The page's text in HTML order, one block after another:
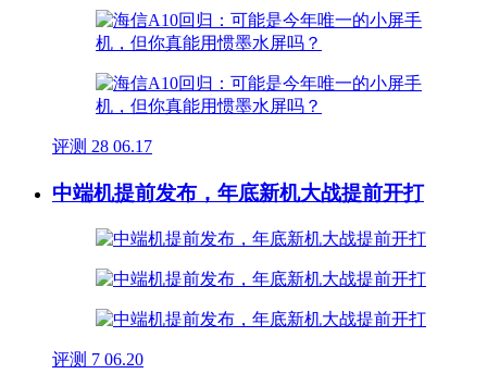
评测 28 06.17
中端机提前发布，年底新机大战提前开打
评测 7 06.20